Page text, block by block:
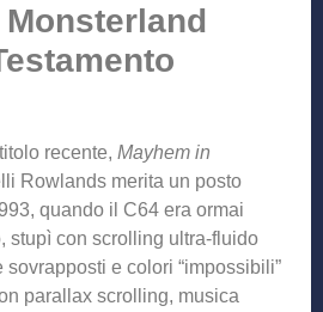
recente, Mayhem in
Rowlands merita un posto
quando il C64 era ormai
stupì con scrolling ultra-fluido
sovrapposti e colori “impossibili”
parallax scrolling, musica